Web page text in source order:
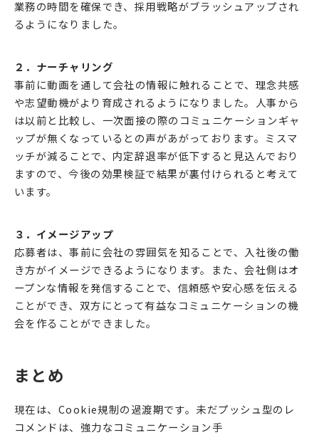
業務の時間を確保でき、採用戦略がブラッシュアップされ
るようになりました。
２．ナーチャリング
事前に動画を通して会社の情報に触れることで、理念共感
や志望動機がより育成されるようになりました。人事から
は以前と比較し、一次面接の際のコミュニケーションギャ
ップが無くなっているとの声があがっております。ミスマ
ッチが減ることで、内定辞退率が低下すると見込んでおり
ますので、今後の効果検証で結果が裏付けられると考えて
います。
３．イメージアップ
応募者は、事前に会社の雰囲気を知ることで、入社後の働
き方がイメージできるようになります。また、会社側はオ
ープンな情報を発信することで、信頼感や安心感を伝える
ことができ、双方にとって有益なコミュニケーションの機
会を作ることができました。
まとめ
現在は、Cookie規制の過渡期です。未だプッシュ型のレ
コメンドは、強力なコミュニケーション手